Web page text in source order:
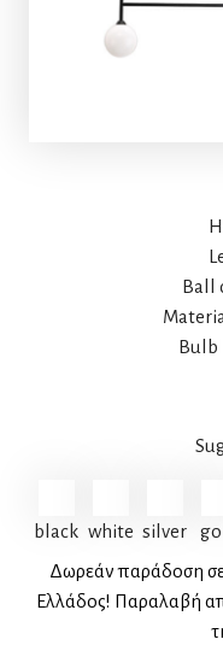
Ball
Bulb
black white silver
Δωρεάν παράδοση σε
Ελλάδος! Παραλαβή